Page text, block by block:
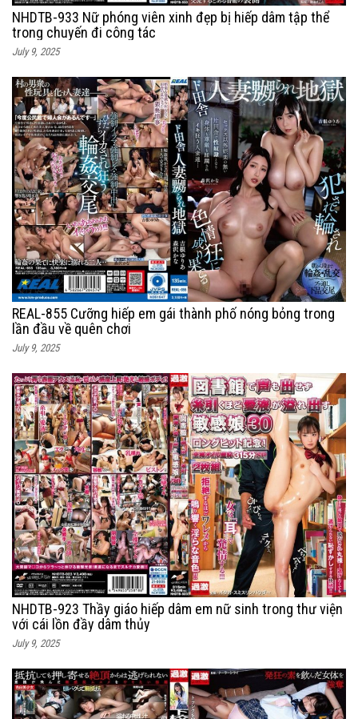
NHDTB-933 Nữ phóng viên xinh đẹp bị hiếp dâm tập thể
trong chuyến đi công tác
July 9, 2025
REAL-855 Cưỡng hiếp em gái thành phố nóng bỏng trong
lần đầu về quên chơi
July 9, 2025
NHDTB-923 Thầy giáo hiếp dâm em nữ sinh trong thư viện
với cái lồn đầy dâm thủy
July 9, 2025